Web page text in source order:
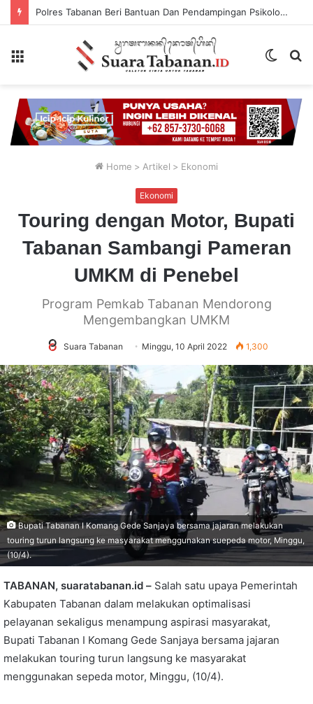
Polres Tabanan Beri Bantuan Dan Pendampingan Psikologis
Switch
Home > Artikel > Ekonomi
Ekonomi
Touring dengan Motor, Bupati
Tabanan Sambangi Pameran
UMKM di Penebel
Program Pemkab Tabanan Mendorong
Mengembangkan UMKM
Suara Tabanan Minggu, 10 April 2022 1,300
Bupati Tabanan I Komang Gede Sanjaya bersama jajaran melakukan
touring turun langsung ke masyarakat menggunakan suepeda motor, Minggu,
(10/4).
TABANAN, suaratabanan.id – Salah satu upaya Pemerintah
Kabupaten Tabanan dalam melakukan optimalisasi
pelayanan sekaligus menampung aspirasi masyarakat,
Bupati Tabanan I Komang Gede Sanjaya bersama jajaran
melakukan touring turun langsung ke masyarakat
menggunakan sepeda motor, Minggu, (10/4).